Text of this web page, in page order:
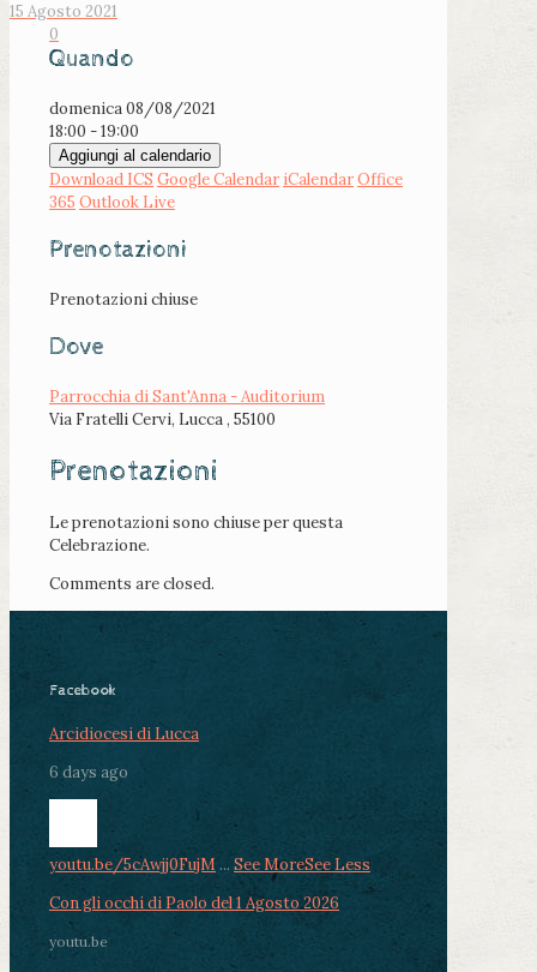
15 Agosto 2021
0
Quando
domenica 08/08/2021
18:00 - 19:00
Aggiungi al calendario
Download ICS Google Calendar iCalendarOffice
365 Outlook Live
Prenotazioni
Prenotazioni chiuse
Dove
Parrocchia di Sant'Anna - Auditorium
Via Fratelli Cervi, Lucca , 55100
Prenotazioni
Le prenotazioni sono chiuse per questa
Celebrazione.
Comments are closed.
Facebook
Arcidiocesi di Lucca
6 days ago
youtu.be/5cAwjj0FujM ... See MoreSee Less
Con gli occhi di Paolo del 1 Agosto 2026
youtu.be